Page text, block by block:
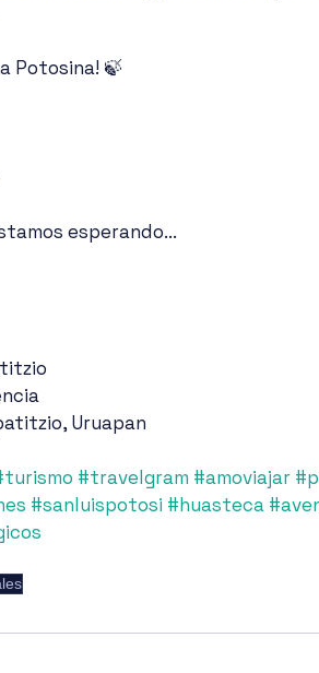
Potosina! 🍃
esperando...
Uruapan
#travelgram #amoviajar
#sanluispotosi #huasteca